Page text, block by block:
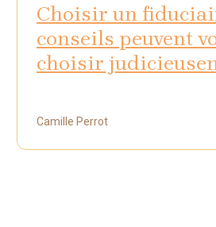
Choisir un
conseils peuvent
choisir
Camille Perrot